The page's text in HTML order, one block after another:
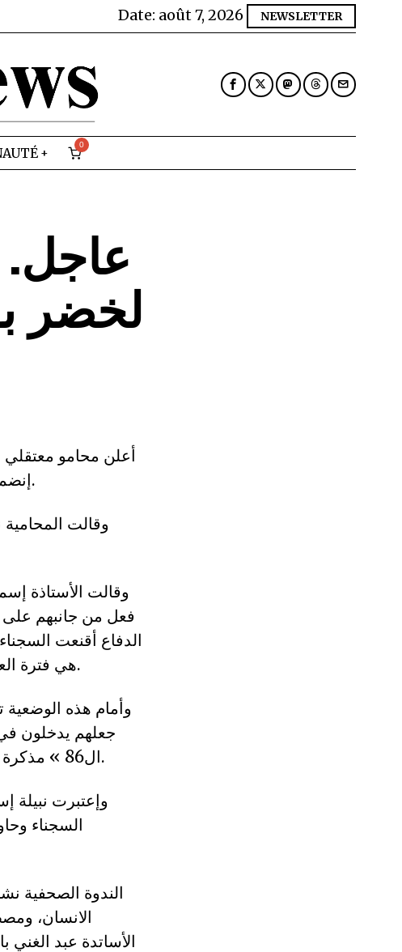
Date: août 7, 2026 NEWSLETTER
0
عاجل.
لخضر
إنضمام المجاهد لخضر بورقعة للمضربين عن الطعام في سجن الحراش.
وقالت
وقالت الأستاذة
فعل من جانبهم على
الدفاع أقنعت
هي فترة العطلة، لكن مع بداية شهر سبتمبر لم يعد هناك أي مبرر لهذا التماطل.
وأمام هذه الوضعية
جعلهم يدخلون
ال86 » مذكرة أن الدفاع قدم مرتين طلب الافراج المؤقت عنه وتم رفض الطلبين.
وإعتبرت نبيلة
السجناء
الندوة الصحفية
الانسان،
الأساتدة عبد